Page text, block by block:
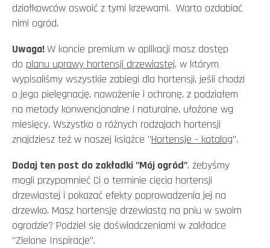
działkowców oswoić z tymi krzewami. Warto ozdabiać
nimi ogród.
Uwaga!W koncie premium w aplikacji masz dostęp
do planu uprawy hortensji drzewiastej, w którym
wypisaliśmy wszystkie zabiegi dla hortensji, jeśli chodzi
o jego pielęgnację, nawożenie i ochronę, z podziałem
na metody konwencjonalne i naturalne, ułożone wg
miesięcy. Wszystko o różnych rodzajach hortensji
znajdziesz też w naszej książce "Hortensje - katalog".
Dodaj ten post do zakładki "Mój ogród", żebyśmy
mogli przypomnieć Ci o terminie cięcia hortensji
drzewiastej i pokazać efekty poprowadzenia jej na
drzewko. Masz hortensję drzewiastą na pniu w swoim
ogrodzie? Podziel się doświadczeniami w zakładce
"Zielone Inspiracje".